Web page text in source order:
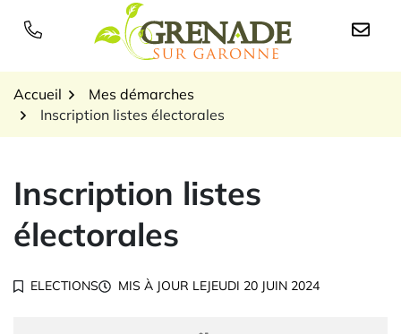
Logo Grenade sur
Accueil
Mes démarches
Inscription listes électorales
Inscription listes
électorales
ELECTIONS MIS À JOUR LEJEUDI 20 JUIN 2024